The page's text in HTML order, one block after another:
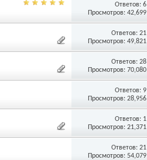
Ответов:6
Просмотров: 42,699
Ответов:21
Просмотров: 49,821
Ответов:28
Просмотров: 70,080
Ответов:9
Просмотров: 28,956
Ответов: 1
Просмотров: 21,371
Ответов:21
Просмотров: 54,079